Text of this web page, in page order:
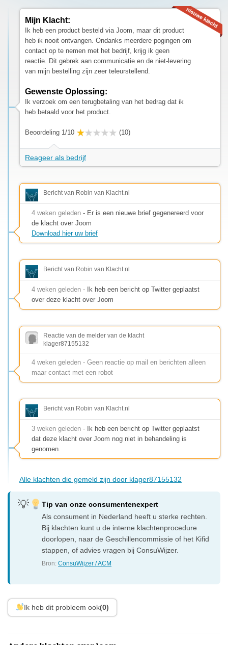
Mijn Klacht:
Ik heb een product besteld via Joom, maar dit product
heb ik nooit ontvangen. Ondanks meerdere pogingen om
contact op te nemen met het bedrijf, krijg ik geen
reactie. Dit gebrek aan communicatie en de niet-levering
van mijn bestelling zijn zeer teleurstellend.
Gewenste Oplossing:
Ik verzoek om een terugbetaling van het bedrag dat ik
heb betaald voor het product.
Beoordeling 1/10 (10)
Reageer als bedrijf
Bericht van Robin van Klacht.nl
4 weken geleden - Er is een nieuwe brief gegenereerd voor
de klacht over Joom
Download hier uw brief
Bericht van Robin van Klacht.nl
4 weken geleden - Ik heb een bericht op Twitter geplaatst
over deze klacht over Joom
Reactie van de melder van de klacht
klager87155132
4 weken geleden - Geen reactie op mail en berichten alleen
maar contact met een robot
Bericht van Robin van Klacht.nl
3 weken geleden - Ik heb een bericht op Twitter geplaatst
dat deze klacht over Joom nog niet in behandeling is
genomen.
Alle klachten die gemeld zijn door klager87155132
Tip van onze consumentenexpert
Als consument in Nederland heeft u sterke rechten.
Bij klachten kunt u de interne klachtenprocedure
doorlopen, naar de Geschillencommissie of het Kifid
stappen, of advies vragen bij ConsuWijzer.
Bron:ConsuWijzer / ACM
Ik heb dit probleem ook(0)